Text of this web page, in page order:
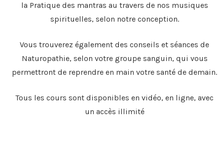
la Pratique des mantras au travers de nos musiques
spirituelles, selon notre conception.
Vous trouverez également des conseils et séances de
Naturopathie, selon votre groupe sanguin, qui vous
permettront de reprendre en main votre santé de demain.
Tous les cours sont disponibles en vidéo, en ligne, avec
un accès illimité